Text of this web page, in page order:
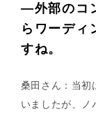
—外部のコ
らワーディ
すね。
桑田さん：当初
いましたが、ノ